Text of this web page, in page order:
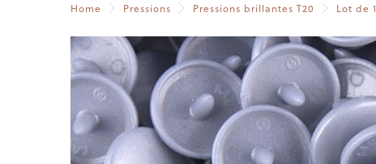
Home Pressions Pressions brillantes T20 Lot de